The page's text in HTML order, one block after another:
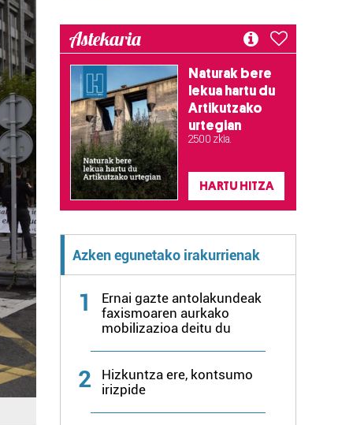
Astekaria
Naturak bere
lekua hartu du
Artikutzako
urtegian
2.500 zkia.
HARTU HITZA
Azken egunetako irakurrienak
1
Ernai gazte antolakundeak
faxismoaren aurkako
mobilizazioa deitu du
2
Hizkuntza ere, kontsumo
irizpide